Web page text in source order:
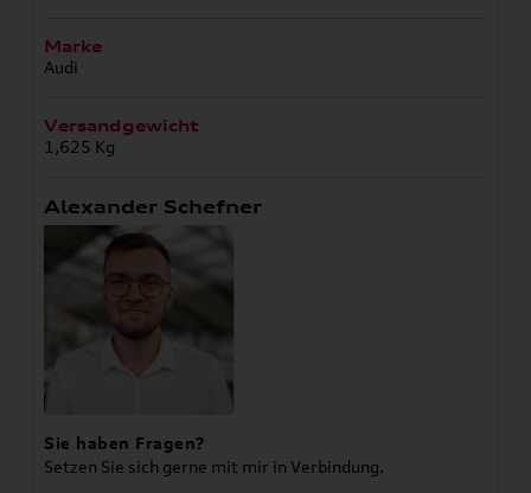
Marke
Audi
Versandgewicht
1,625 Kg
Alexander Schefner
Sie haben Fragen?
Setzen Sie sich gerne mit mir in Verbindung.